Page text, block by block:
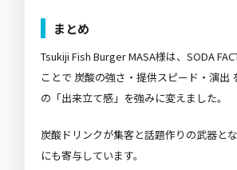
まとめ
Tsukiji Fish Burger MASA様は、SODA
ことで 炭酸の強さ・提供スピード・演出
の「出来立て感」を強みに変えました。
炭酸ドリンクが集客と話題作りの武器と
にも寄与しています。